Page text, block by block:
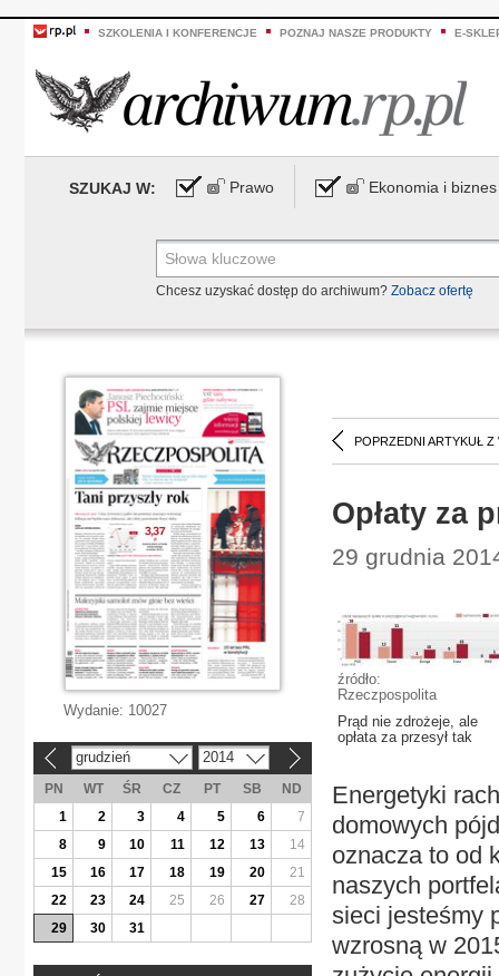
SZKOLENIA I KONFERENCJE POZNAJ NASZE PRODUKTY E-
SZUKAJ W: Prawo Ekonomia i biznes
Chcesz uzyskać dostęp do archiwum? Zobacz ofertę
POPRZEDNI ARTYKUŁ Z
Opłaty za
29 grudnia
źródło:
Rzeczpospolita
Prąd nie zdrożeje, ale
opłata za przesył tak
Energetyki
domowych
oznacza to od
naszych
sieci jesteśmy
wzrosną w
Wydanie: 10027
grudzień 2014
PN WT ŚR CZ PT SB
ND
1
2 3 4 5 6
7
8
9 10 11 12 13
14
15
16 17 18 19 20
21
22
23 24 25 26 27
28
29
30 31